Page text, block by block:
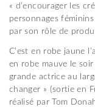
« d’encourager les
personnages
par son rôle de
C’est en robe jaune
en robe mauve le
grande actrice au
changer » (sortie en
réalisé par Tom